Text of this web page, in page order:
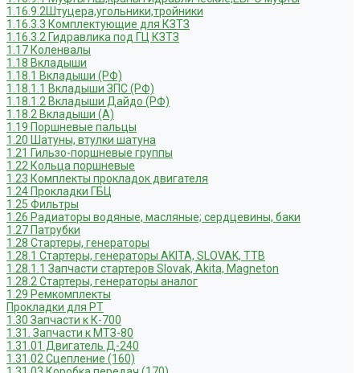
1.16.9.2Штуцера,угольники,тройники
1.16.3.3 Комплектующие для КЗТЗ
1.16.3.2 Гидравлика под ГЦ КЗТЗ
1.17 Коленвалы
1.18 Вкладыши
1.18.1 Вкладыши (РФ)
1.18.1.1 Вкладыши ЗПС (РФ)
1.18.1.2 Вкладыши Дайдо (РФ)
1.18.2 Вкладыши (А)
1.19 Поршневые пальцы
1.20 Шатуны, втулки шатуна
1.21 Гильзо-поршневые группы
1.22 Кольца поршневые
1.23 Комплекты прокладок двигателя
1.24 Прокладки ГБЦ
1.25 Фильтры
1.26 Радиаторы водяные, масляные; сердцевины, баки
1.27 Патрубки
1.28 Стартеры, генераторы
1.28.1 Стартеры, генераторы AKITA, SLOVAK, ТТВ
1.28.1.1 Запчасти стартеров Slovak, Akita, Magneton
1.28.2 Стартеры, генераторы аналог
1.29 Ремкомплекты
Прокладки для РТ
1.30 Запчасти к К-700
1.31. Запчасти к МТЗ-80
1.31.01 Двигатель Д-240
1.31.02 Сцепление (160)